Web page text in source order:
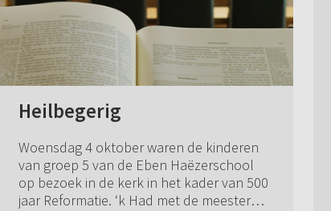
Heilbegerig
Woensdag 4 oktober waren de kinderen
van groep 5 van de Eben Haëzerschool
op bezoek in de kerk in het kader van 500
jaar Reformatie. ‘k Had met de meester